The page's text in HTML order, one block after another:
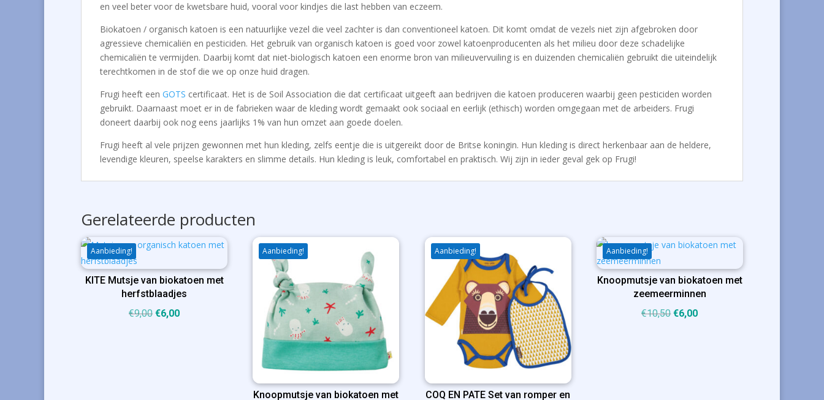
en veel beter voor de kwetsbare huid, vooral voor kindjes die last hebben van eczeem.
Biokatoen / organisch katoen is een natuurlijke vezel die veel zachter is dan conventioneel katoen. Dit komt omdat de vezels niet zijn afgebroken door
agressieve chemicaliën en pesticiden. Het gebruik van organisch katoen is goed voor zowel katoenproducenten als het milieu door deze schadelijke
chemicaliën te vermijden. Daarbij komt dat niet-biologisch katoen een enorme bron van milieuvervuiling is en duizenden chemicaliën gebruikt die uiteindelijk
terechtkomen in de stof die we op onze huid dragen.
Frugi heeft een GOTS certificaat. Het is de Soil Association die dat certificaat uitgeeft aan bedrijven die katoen produceren waarbij geen pesticiden worden
gebruikt. Daarnaast moet er in de fabrieken waar de kleding wordt gemaakt ook sociaal en eerlijk (ethisch) worden omgegaan met de arbeiders. Frugi
doneert daarbij ook nog eens jaarlijks 1% van hun omzet aan goede doelen.
Frugi heeft al vele prijzen gewonnen met hun kleding, zelfs eentje die is uitgereikt door de Britse koningin. Hun kleding is direct herkenbaar aan de heldere,
levendige kleuren, speelse karakters en slimme details. Hun kleding is leuk, comfortabel en praktisch. Wij zijn in ieder geval gek op Frugi!
Gerelateerde producten
Aanbieding!
KITE Mutsje van biokatoen met
herfstblaadjes
€9,00 Oorspronkelijke
€6,00Huidige
Aanbieding!
Knoopmutsje van biokatoen met
Aanbieding!
COQ EN PATE Set van romper en
Aanbieding!
Knoopmutsje van biokatoen met
zeemeerminnen
€10,50Oorspronkelijke
€6,00Huidige